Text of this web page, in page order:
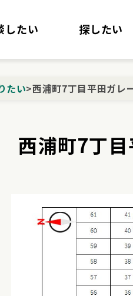
したい 探したい
たい>西浦町7丁目平田ガレ
西浦町7丁